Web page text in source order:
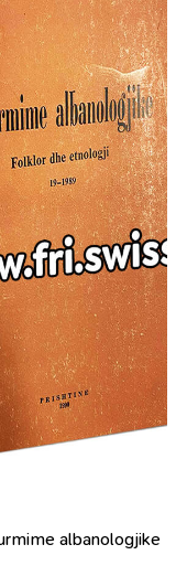
albanologjike